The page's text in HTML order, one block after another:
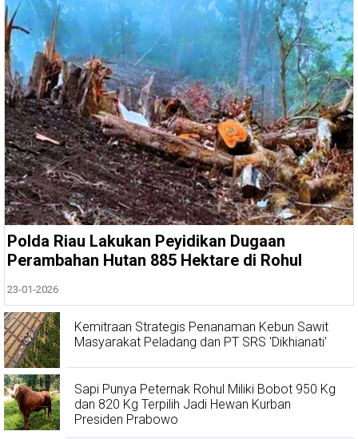
Polda Riau Lakukan Peyidikan Dugaan
Perambahan Hutan 885 Hektare di Rohul
23-01-2026
Kemitraan Strategis Penanaman Kebun Sawit
Masyarakat Peladang dan PT SRS 'Dikhianati'
Sapi Punya Peternak Rohul Miliki Bobot 950 Kg
dan 820 Kg Terpilih Jadi Hewan Kurban
Presiden Prabowo